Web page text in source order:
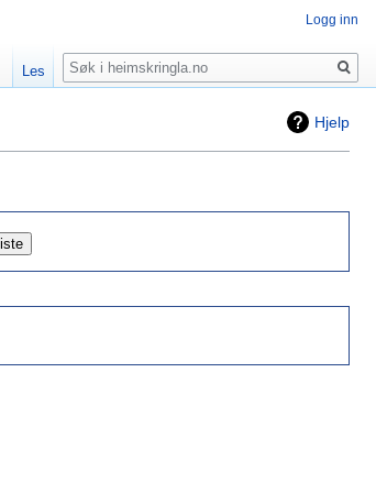
Hjelp
Logg inn
Les
Søk